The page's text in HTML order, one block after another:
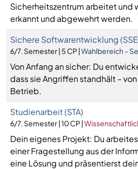
Sicherheitszentrum arbeitet und
erkannt und abgewehrt werden.
Sichere Softwarentwicklung
6/7. Semester | 5 CP |Wahlbereich –
Von Anfang an sicher: Du
dass sie Angriffen standhält –
Betrieb.
Studienarbeit (STA)
6/7. Semester | 10 CP |
Dein eigenes Projekt: Du
einer Fragestellung aus der
eine Lösung und präsentierst